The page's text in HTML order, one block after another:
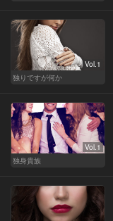
Vol.1
独りですが何か
Vol.1
独身貴族